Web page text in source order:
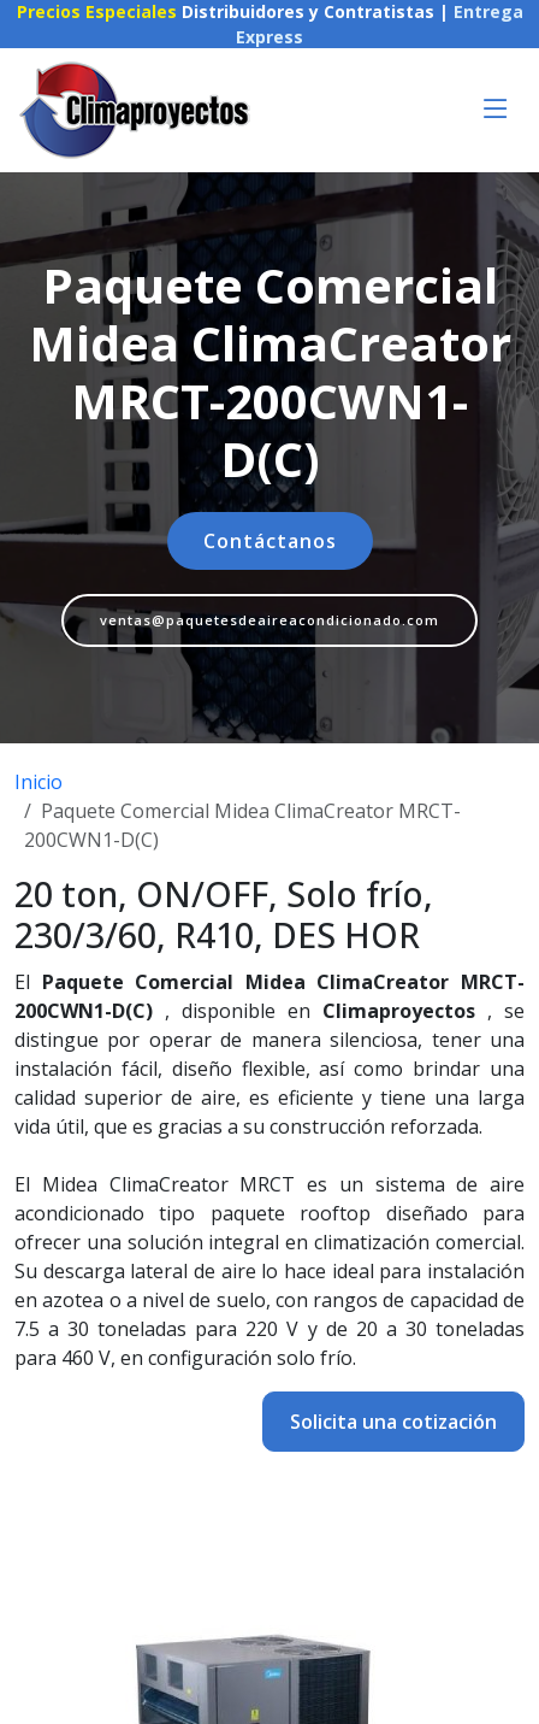
Precios Especiales Distribuidores y Contratistas | Entrega
Express
Paquete Comercial
Midea ClimaCreator
MRCT-200CWN1-
D(C)
Contáctanos
ventas@paquetesdeaireacondicionado.com
Inicio
Paquete Comercial Midea ClimaCreator MRCT-
200CWN1-D(C)
20 ton, ON/OFF, Solo frío,
230/3/60, R410, DES HOR
El Paquete Comercial Midea ClimaCreator MRCT-
200CWN1-D(C) , disponible en Climaproyectos , se
distingue por operar de manera silenciosa, tener una
instalación fácil, diseño flexible, así como brindar una
calidad superior de aire, es eficiente y tiene una larga
vida útil, que es gracias a su construcción reforzada.
El Midea ClimaCreator MRCT es un sistema de aire
acondicionado tipo paquete rooftop diseñado para
ofrecer una solución integral en climatización comercial.
Su descarga lateral de aire lo hace ideal para instalación
en azotea o a nivel de suelo, con rangos de capacidad de
7.5 a 30 toneladas para 220 V y de 20 a 30 toneladas
para 460 V, en configuración solo frío.
Solicita una cotización